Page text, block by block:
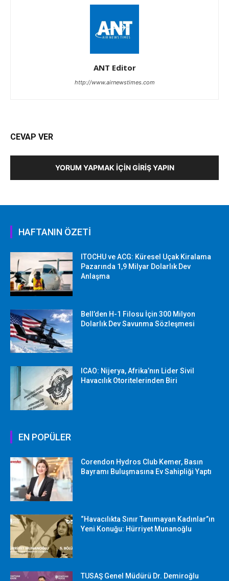
ANT Editor
http://www.airnewstimes.com
CEVAP VER
YORUM YAPMAK İÇIN GIRIŞ YAPIN
HAFTANIN ÖZETİ
ITOCHU ve ACG: Küresel Uçak Kiralama
Pazarında 1,9 Milyar Dolarlık Dev
Anlaşma
Bell’den H-1 Filosu İçin 300 Milyon
Dolarlık Dev Savunma Sözleşmesi
ICAO: Nijerya, Afrika’nın Lider Sivil
Havacılık Otoritelerinden Biri
EN POPÜLER
Corendon Hydros Club Kemer, Basın
Bayramı Buluşmasına Ev Sahipliği Yaptı
“Havacılıkta Sınır Tanımayan Kadınlar”ın
Yeni Konuğu: Hürriyet Munanoğlu
TUSAŞ Genel Müdürü Dr. Demiroğlu